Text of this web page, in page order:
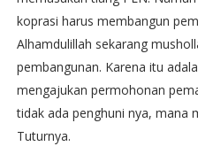
koprasi harus membangun
Alhamdulillah sekarang
pembangunan. Karena itu
mengajukan permohonan
tidak ada penghuni nya, mana
Tuturnya.